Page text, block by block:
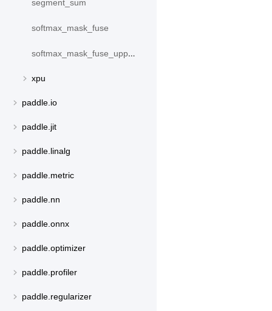
segment_sum
softmax_mask_fuse
softmax_mask_fuse_upper_triangle
xpu
paddle.io
paddle.jit
paddle.linalg
paddle.metric
paddle.nn
paddle.onnx
paddle.optimizer
paddle.profiler
paddle.regularizer